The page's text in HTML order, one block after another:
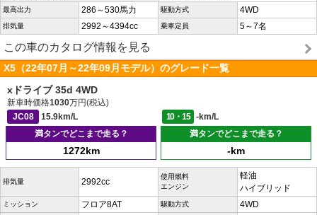
最高出力 286～530馬力 駆動方式 4WD
排気量 2992～4394cc 乗車定員 5～7名
この車のカタログ情報を見る
X5（22年07月～22年09月モデル）のグレード一覧
xドライブ 35d 4WD
新車時価格1030万円(税込)
JC08
15.9km/L 10・15
-km/L
満タンでどこまで走る？
1272km
満タンでどこまで走る？
-km
排気量 2992cc
使用燃料
エンジン
軽油
ハイブリッド
ミッション フロア8AT 駆動方式 4WD